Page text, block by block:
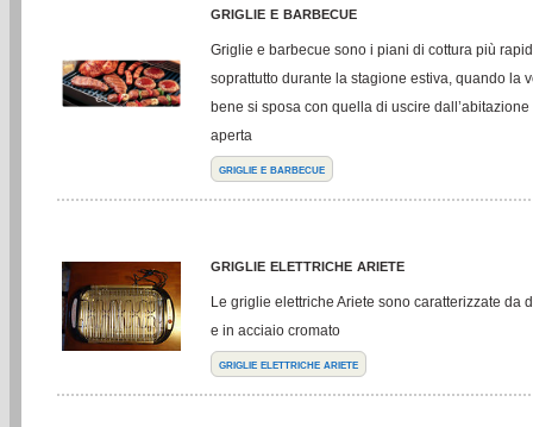
griglie e barbecue
Griglie e barbecue sono i piani di cottura più
soprattutto durante la stagione estiva, quando la
bene si sposa con quella di uscire dall’abitazione
aperta
griglie e barbecue
griglie elettriche ariete
Le griglie elettriche Ariete sono caratterizzate da
e in acciaio cromato
griglie elettriche ariete